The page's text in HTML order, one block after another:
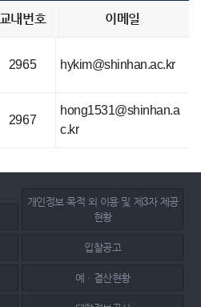
교내번호 이메일
2965 hykim@shinhan.ac.kr
2967
hong1531@shinhan.a
c.kr
개인정보 목적 외 이용 및 제3자 제공
현황
입찰공고
예ㆍ결산현황